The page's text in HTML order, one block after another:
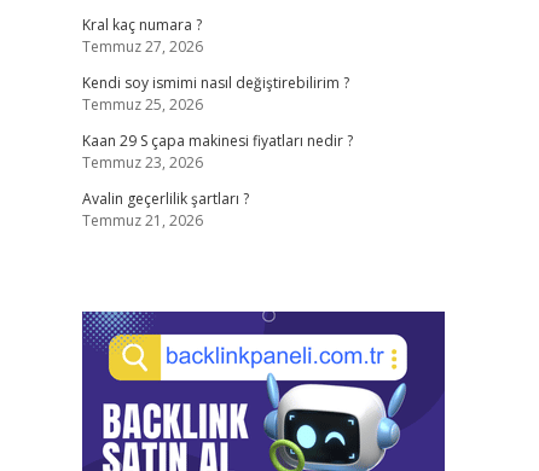
Kral kaç numara ?
Temmuz 27, 2026
Kendi soy ismimi nasıl değiştirebilirim ?
Temmuz 25, 2026
Kaan 29 S çapa makinesi fiyatları nedir ?
Temmuz 23, 2026
Avalin geçerlilik şartları ?
Temmuz 21, 2026